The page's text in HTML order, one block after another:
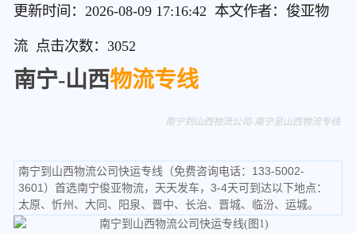
更新时间：2026-08-09 17:16:42 本文作者：俊亚物
流 点击次数： 3052
南宁-山西物流专线
南宁到山西物流公司-南宁至山西物流专线
南宁到山西物流公司快运专线（免费咨询电话：133-5002-
3601）首选南宁俊亚物流，天天发车，3-4天可到达以下地点：
太原、忻州、大同、阳泉、晋中、长治、晋城、临汾、运城。